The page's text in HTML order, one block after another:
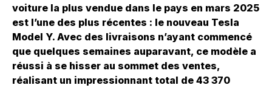
voiture la plus vendue dans le pays en mars 2025
est l’une des plus récentes : le nouveau Tesla
Model Y. Avec des livraisons n’ayant commencé
que quelques semaines auparavant, ce modèle a
réussi à se hisser au sommet des ventes,
réalisant un impressionnant total de 43 370